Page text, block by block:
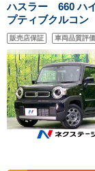
ハスラー 660 ハ
プティブクルコ
キー シートヒー
15インチアルミ
販売店保証 車両品質評